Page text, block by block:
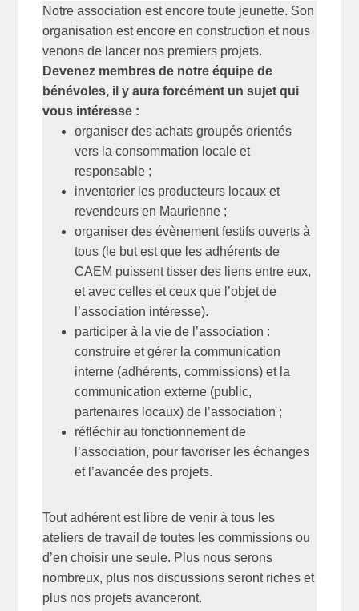
Notre association est encore toute jeunette. Son
organisation est encore en construction et nous
venons de lancer nos premiers projets.
Devenez membres de notre équipe de
bénévoles, il y aura forcément un sujet qui
vous intéresse :
organiser des achats groupés orientés
vers la consommation locale et
responsable ;
inventorier les producteurs locaux et
revendeurs en Maurienne ;
organiser des évènement festifs ouverts à
tous (le but est que les adhérents de
CAEM puissent tisser des liens entre eux,
et avec celles et ceux que l’objet de
l’association intéresse).
participer à la vie de l’association :
construire et gérer la communication
interne (adhérents, commissions) et la
communication externe (public,
partenaires locaux) de l’association ;
réfléchir au fonctionnement de
l’association, pour favoriser les échanges
et l’avancée des projets.
Tout adhérent est libre de venir à tous les
ateliers de travail de toutes les commissions ou
d’en choisir une seule. Plus nous serons
nombreux, plus nos discussions seront riches et
plus nos projets avanceront.